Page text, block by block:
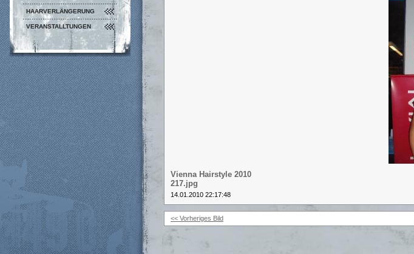
HAARVERLÄNGERUNG
VERANSTALLTUNGEN
Vienna Hairstyle 2010
217.jpg
14.01.2010 22:17:48
<< Vorheriges Bild